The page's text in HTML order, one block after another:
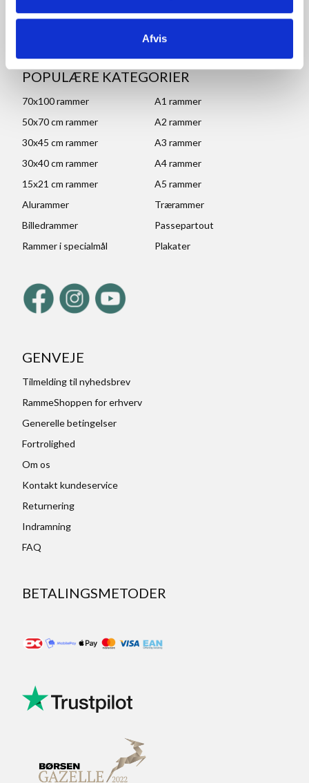
Afvis
POPULÆRE KATEGORIER
70x100 rammer
A1 rammer
50x70 cm rammer
A2 rammer
30x45 cm rammer
A3 rammer
30x40 cm rammer
A4 rammer
15x21 cm rammer
A5 rammer
Alurammer
Trærammer
Billedrammer
Passepartout
Rammer i specialmål
Plakater
GENVEJE
Tilmelding til nyhedsbrev
RammeShoppen for erhverv
Generelle betingelser
Fortrolighed
Om os
Kontakt kundeservice
Returnering
Indramning
FAQ
BETALINGSMETODER